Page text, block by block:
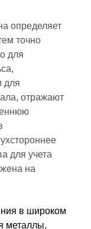
определяет
точно
для
для
отражают
для учета
на
в широком
металлы,